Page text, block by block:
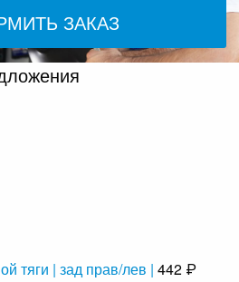
тяги | зад прав/лев | 442 ₽